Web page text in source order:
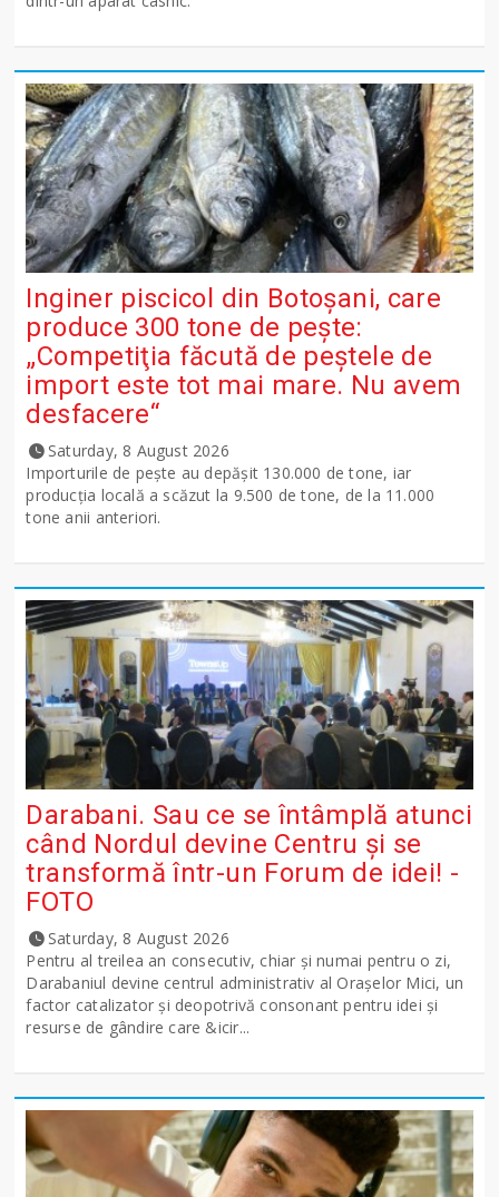
Inginer piscicol din Botoşani, care
produce 300 tone de peşte:
„Competiţia făcută de peştele de
import este tot mai mare. Nu avem
desfacere“
Saturday, 8 August 2026
Importurile de peşte au depăşit 130.000 de tone, iar
producţia locală a scăzut la 9.500 de tone, de la 11.000
tone anii anteriori.
Darabani. Sau ce se întâmplă atunci
când Nordul devine Centru și se
transformă într-un Forum de idei! -
FOTO
Saturday, 8 August 2026
Pentru al treilea an consecutiv, chiar și numai pentru o zi,
Darabaniul devine centrul administrativ al Orașelor Mici, un
factor catalizator și deopotrivă consonant pentru idei și
resurse de gândire care &icir...